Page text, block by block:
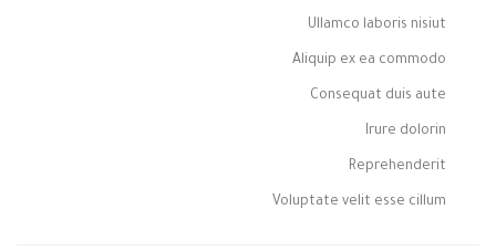
Ullamco laboris nisiut
Aliquip ex ea commodo
Consequat duis aute
Irure dolorin
Reprehenderit
Voluptate velit esse cillum